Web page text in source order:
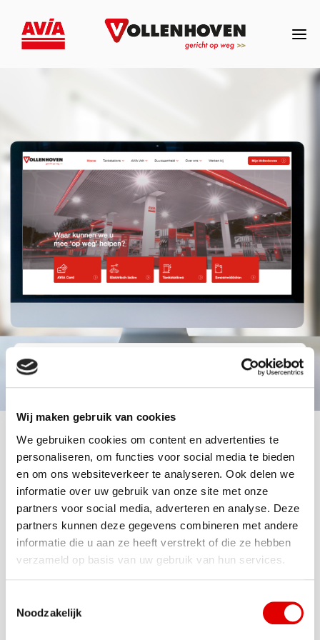
Wij maken gebruik van cookies
We gebruiken cookies om content en advertenties te
personaliseren, om functies voor social media te bieden
en om ons websiteverkeer te analyseren. Ook delen we
informatie over uw gebruik van onze site met onze
partners voor social media, adverteren en analyse. Deze
partners kunnen deze gegevens combineren met andere
informatie die u aan ze heeft verstrekt of die ze hebben
verzameld op basis van uw gebruik van hun services.
Noodzakelijk
Lancering vernieuwde
website Vollenhoven
Na maanden van voorbereiden, is onze
vernieuwde website live. Wij zijn erg trots op het
resultaat! Op de website zijn de 3 entiteiten van
Vollenhoven goed zichtbaar: Vollenhoven B.V.,
Vollenhoven Duurzame Mobiliteit en Vollenhoven
Olie Technologie. De nieuwe website stelt ons in
en ons nog meer te richten op online marketing.
Voor bestaande klanten is Mijn Vollenhoven nog